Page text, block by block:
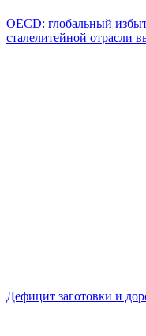
OECD: глобальный
сталелитейной отрасли
Дефицит заготовки и